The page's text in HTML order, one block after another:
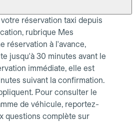
réservation taxi depuis
rubrique Mes
réservation à l'avance,
jusqu'à 30 minutes avant le
immédiate, elle est
suivant la confirmation.
Pour consulter le
de véhicule, reportez-
questions complète sur